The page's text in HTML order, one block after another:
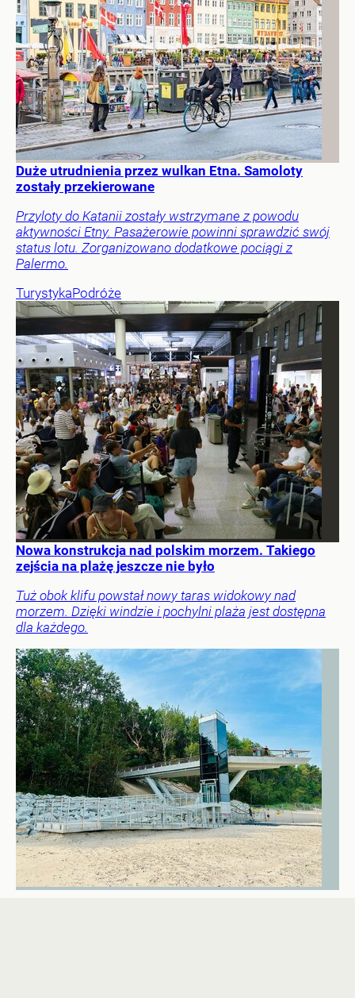
Duże utrudnienia przez wulkan Etna. Samoloty
zostały przekierowane
Przyloty do Katanii zostały wstrzymane z powodu
aktywności Etny. Pasażerowie powinni sprawdzić swój
status lotu. Zorganizowano dodatkowe pociągi z
Palermo.
TurystykaPodróże
Nowa konstrukcja nad polskim morzem. Takiego
zejścia na plażę jeszcze nie było
Tuż obok klifu powstał nowy taras widokowy nad
morzem. Dzięki windzie i pochylni plaża jest dostępna
dla każdego.